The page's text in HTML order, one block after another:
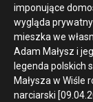
imponujące
wygląda
mieszka we
Adam Małysz i
legenda polskich
Małysza w Wiśle
narciarski